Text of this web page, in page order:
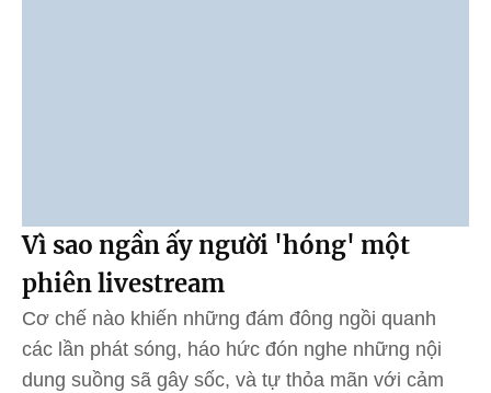
Vì sao ngần ấy người 'hóng' một
phiên livestream
Cơ chế nào khiến những đám đông ngồi quanh
các lần phát sóng, háo hức đón nghe những nội
dung suồng sã gây sốc, và tự thỏa mãn với cảm